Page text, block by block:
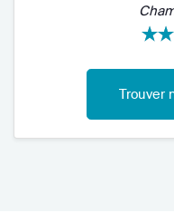
Trouver